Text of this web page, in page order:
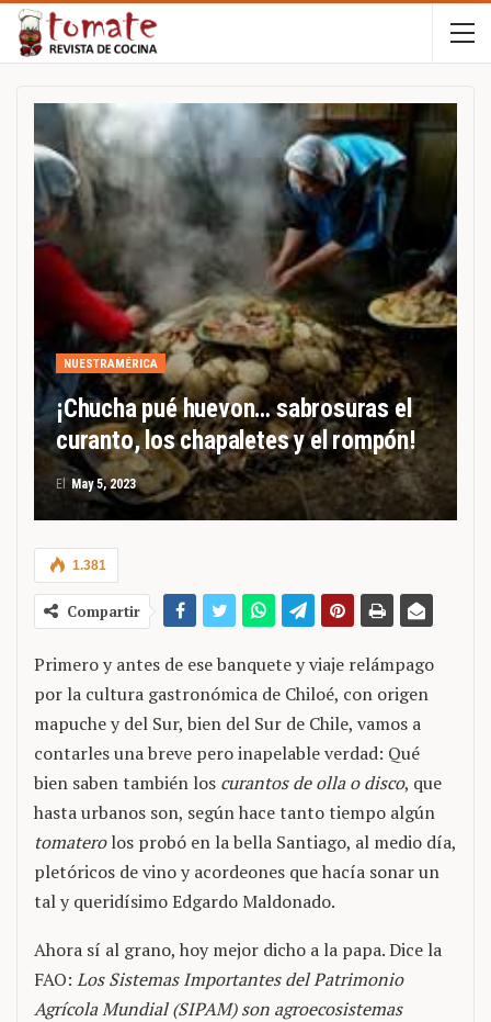
NUESTRAMÉRICA
¡Chucha pué huevon… sabrosuras el
curanto, los chapaletes y el rompón!
El May 5, 2023
1.381
Compartir
Primero y antes de ese banquete y viaje relámpago
por la cultura gastronómica de Chiloé, con origen
mapuche y del Sur, bien del Sur de Chile, vamos a
contarles una breve pero inapelable verdad: Qué
bien saben también los curantos de olla o disco, que
hasta urbanos son, según hace tanto tiempo algún
tomaterolos probó en la bella Santiago, al medio día,
pletóricos de vino y acordeones que hacía sonar un
tal y queridísimo Edgardo Maldonado.
Ahora sí al grano, hoy mejor dicho a la papa. Dice la
FAO: Los Sistemas Importantes del Patrimonio
Agrícola Mundial (SIPAM) son agroecosistemas